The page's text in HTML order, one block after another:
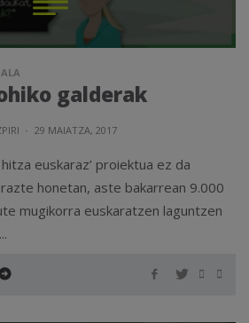
galderak
· 29 MAIATZA, 2017
euskaraz’ proiektua ez da
honetan, aste bakarrean 9.000
mugikorra euskaratzen laguntzen